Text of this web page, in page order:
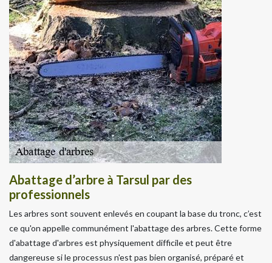
Abattage d’arbre à Tarsul par des
professionnels
Les arbres sont souvent enlevés en coupant la base du tronc, c’est
ce qu'on appelle communément l'abattage des arbres. Cette forme
d'abattage d'arbres est physiquement difficile et peut être
dangereuse si le processus n'est pas bien organisé, préparé et